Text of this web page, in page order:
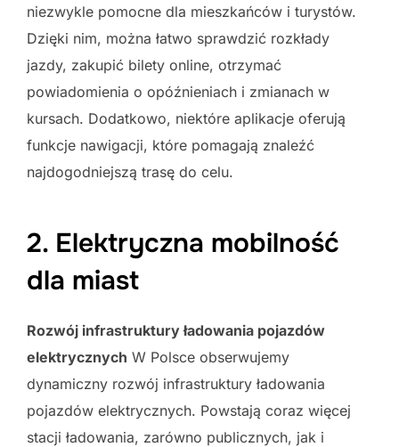
niezwykle pomocne dla mieszkańców i turystów.
Dzięki nim, można łatwo sprawdzić rozkłady
jazdy, zakupić bilety online, otrzymać
powiadomienia o opóźnieniach i zmianach w
kursach. Dodatkowo, niektóre aplikacje oferują
funkcje nawigacji, które pomagają znaleźć
najdogodniejszą trasę do celu.
2. Elektryczna mobilność
dla miast
Rozwój infrastruktury ładowania pojazdów
elektrycznych W Polsce obserwujemy
dynamiczny rozwój infrastruktury ładowania
pojazdów elektrycznych. Powstają coraz więcej
stacji ładowania, zarówno publicznych, jak i